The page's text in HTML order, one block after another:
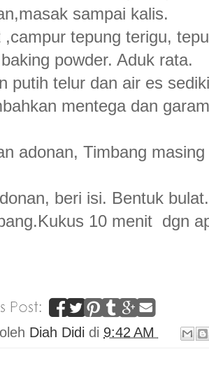
sampai kalis.
,campur tepung terigu,
powder. Aduk rata.
putih telur dan air es
mentega dan
adonan, Timbang
beri isi. Bentuk
10 menit dgn
Diah Didi di 9:42 AM